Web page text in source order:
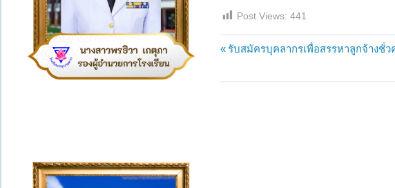
Post Views: 441
แนะแนว
เรื่อง
Previous
รับสมัครบุคลากรเพื่อสรรหาลูกจ้างชั่